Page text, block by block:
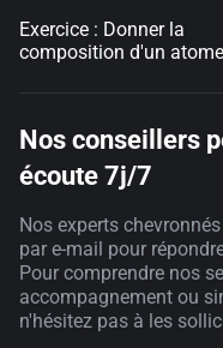
Exercice : Donner la
composition d'un atome
Nos conseillers
écoute 7j/7
Nos experts
par e-mail pour
Pour comprendre nos
accompagnement ou
n'hésitez pas à les